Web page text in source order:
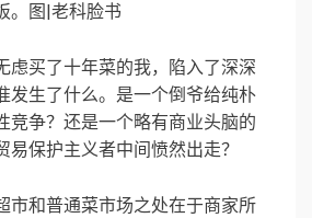
。图|老科脸书
虑买了十年菜的我，陷入了深深
发生了什么。是一个倒爷给纯朴
竞争？还是一个略有商业头脑的
易保护主义者中间愤然出走？
市和普通菜市场之处在于商家所